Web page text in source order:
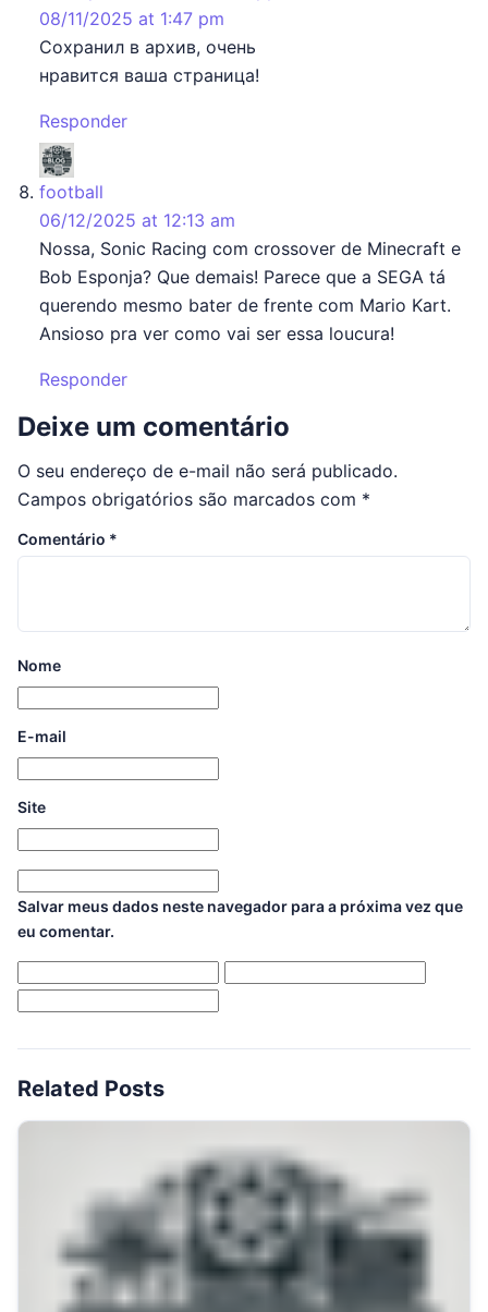
08/11/2025 at 1:47 pm
Сохранил в архив, очень
нравится ваша страница!
Responder
football
06/12/2025 at 12:13 am
Nossa, Sonic Racing com crossover de Minecraft e
Bob Esponja? Que demais! Parece que a SEGA tá
querendo mesmo bater de frente com Mario Kart.
Ansioso pra ver como vai ser essa loucura!
Responder
Deixe um comentário
O seu endereço de e-mail não será publicado.
Campos obrigatórios são marcados com *
Comentário *
Nome
E-mail
Site
Salvar meus dados neste navegador para a próxima vez que
eu comentar.
Related Posts